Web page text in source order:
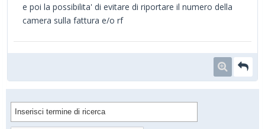
e poi la possibilita' di evitare di riportare il numero della
camera sulla fattura e/o rf